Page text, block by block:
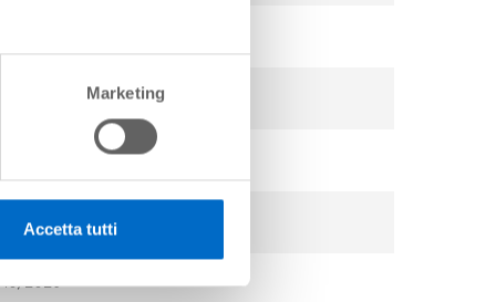
Marketing
Accetta tutti
2026
2026
2026
2026